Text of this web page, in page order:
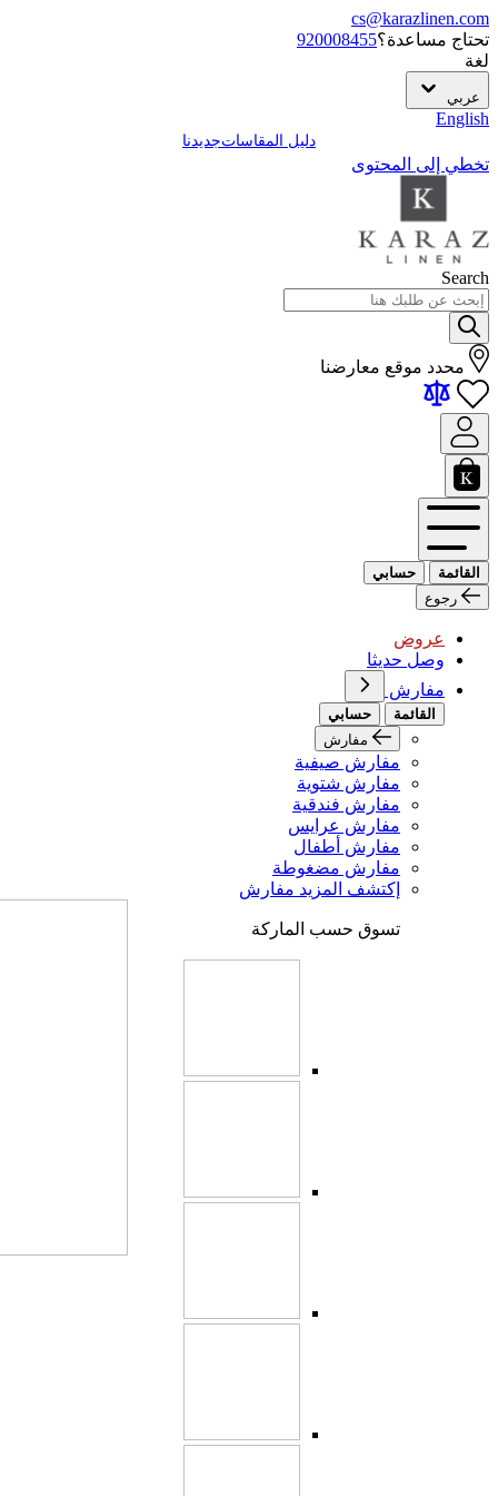
cs@karazlinen.com
تحتاج مساعدة؟920008455
لغة
عربي
English
دليل المقاساتجديدنا
تخطي إلى المحتوى
Search
محدد موقع معارضنا
القائمة
حسابي
رجوع
عروض
وصل حديثا
مفارش
القائمة
حسابي
مفارش
مفارش صيفية
مفارش شتوية
مفارش فندقية
مفارش عرايس
مفارش أطفال
مفارش مضغوطة
إكتشف المزيد مفارش
تسوق حسب الماركة